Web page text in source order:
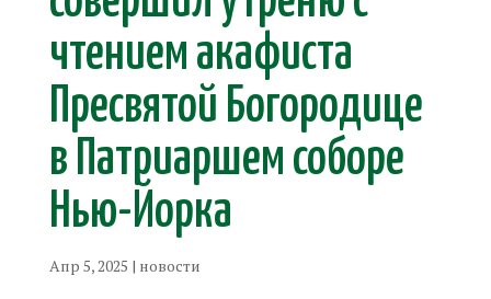
чтением акафиста
Пресвятой Богородице
в Патриаршем соборе
Нью-Йорка
Апр 5, 2025 | новости